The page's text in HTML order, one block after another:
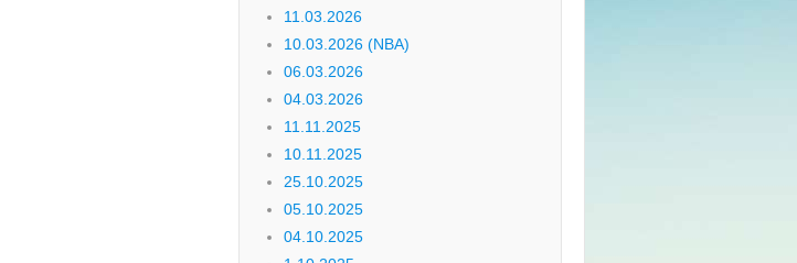
11.03.2026
10.03.2026 (NBA)
06.03.2026
04.03.2026
11.11.2025
10.11.2025
25.10.2025
05.10.2025
04.10.2025